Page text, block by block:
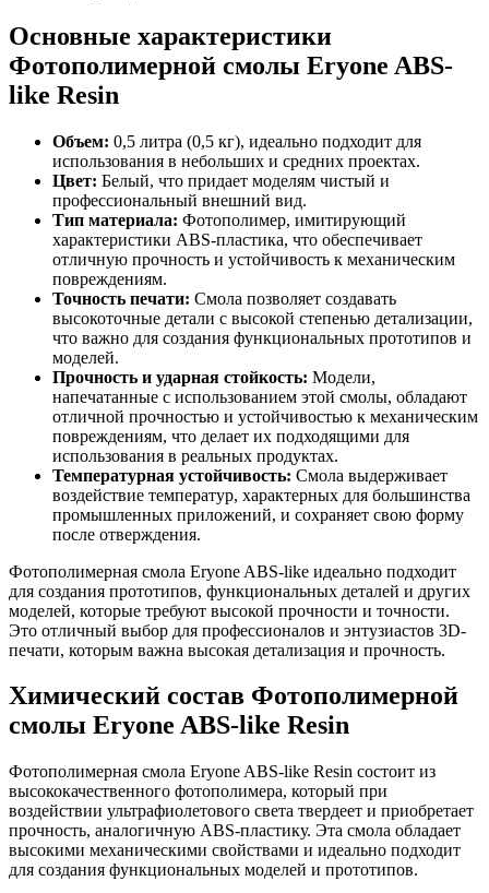
Основные характеристики
Фотополимерной смолы Eryone ABS-
like Resin
Объем: 0,5 литра (0,5 кг), идеально подходит для
использования в небольших и средних проектах.
Цвет: Белый, что придает моделям чистый и
профессиональный внешний вид.
Тип материала: Фотополимер, имитирующий
характеристики ABS-пластика, что обеспечивает
отличную прочность и устойчивость к механическим
повреждениям.
Точность печати: Смола позволяет создавать
высокоточные детали с высокой степенью детализации,
что важно для создания функциональных прототипов и
моделей.
Прочность и ударная стойкость: Модели,
напечатанные с использованием этой смолы, обладают
отличной прочностью и устойчивостью к механическим
повреждениям, что делает их подходящими для
использования в реальных продуктах.
Температурная устойчивость: Смола выдерживает
воздействие температур, характерных для большинства
промышленных приложений, и сохраняет свою форму
после отверждения.
Фотополимерная смола Eryone ABS-like идеально подходит
для создания прототипов, функциональных деталей и других
моделей, которые требуют высокой прочности и точности.
Это отличный выбор для профессионалов и энтузиастов 3D-
печати, которым важна высокая детализация и прочность.
Химический состав Фотополимерной
смолы Eryone ABS-like Resin
Фотополимерная смола Eryone ABS-like Resin состоит из
высококачественного фотополимера, который при
воздействии ультрафиолетового света твердеет и приобретает
прочность, аналогичную ABS-пластику. Эта смола обладает
высокими механическими свойствами и идеально подходит
для создания функциональных моделей и прототипов.